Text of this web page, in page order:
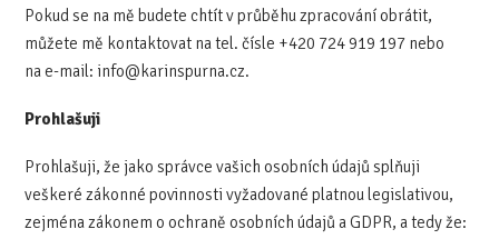
Pokud se na mě budete chtít v průběhu zpracování obrátit,
můžete mě kontaktovat na tel. čísle +420 724 919 197 nebo
na e-mail: info@karinspurna.cz.
Prohlašuji
Prohlašuji, že jako správce vašich osobních údajů splňuji
veškeré zákonné povinnosti vyžadované platnou legislativou,
zejména zákonem o ochraně osobních údajů a GDPR, a tedy že: